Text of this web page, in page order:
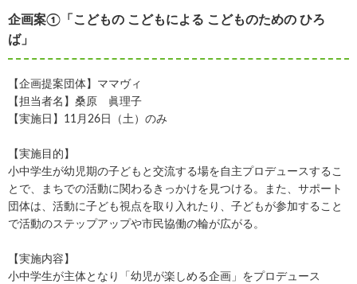
企画案①「こどもの こどもによる こどものための ひろ
ば」
【企画提案団体】ママヴィ
【担当者名】桑原 眞理子
【実施日】11月26日（土）のみ
【実施目的】
小中学生が幼児期の子どもと交流する場を自主プロデュースするこ
とで、まちでの活動に関わるきっかけを見つける。また、サポート
団体は、活動に子ども視点を取り入れたり、子どもが参加すること
で活動のステップアップや市民協働の輪が広がる。
【実施内容】
小中学生が主体となり「幼児が楽しめる企画」をプロデュース